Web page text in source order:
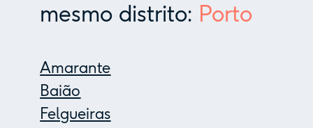
mesmo distrito: Porto
Amarante
Baião
Felgueiras